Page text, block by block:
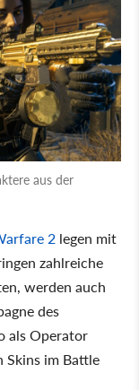
aus der
2 legen mit
zahlreiche
werden auch
des
als Operator
im Battle